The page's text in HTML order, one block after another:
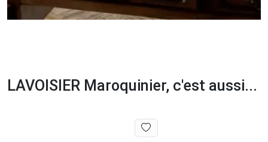
LAVOISIER Maroquinier, c'est aussi...